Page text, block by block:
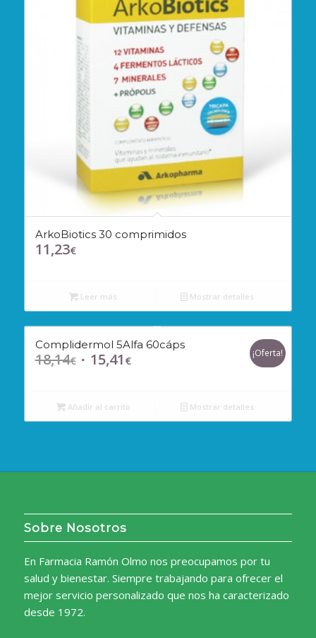
ArkoBiotics 30 comprimidos
11,23€
Leer más Mostrar detalles
Complidermol 5Alfa 60cáps
18,14€ El
era:
18,14€.
15,41 €El
15,41€.
¡Oferta!
Añadir al carrito Mostrar detalles
Sobre Nosotros
En Farmacia Ramón Olmo nos preocupamos por tu
salud y bienestar. Siempre trabajando para ofrecer el
mejor servicio personalizado que nos ha caracterizado
desde 1972.